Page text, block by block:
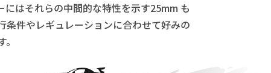
にはそれらの中間的な特性を示す25mm も
条件やレギュレーションに合わせて好みの